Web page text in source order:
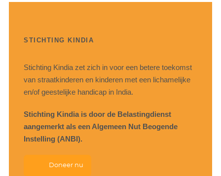
STICHTING KINDIA
Stichting Kindia zet zich in voor een betere toekomst
van straatkinderen en kinderen met een lichamelijke
en/of geestelijke handicap in India.
Stichting Kindia is door de Belastingdienst
aangemerkt als een Algemeen Nut Beogende
Instelling (ANBI).
Doneer nu